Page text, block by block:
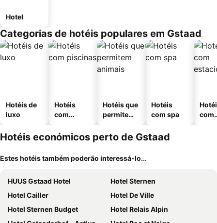
Hotel
Categorias de hotéis populares em Gstaad
Hotéis de
luxo
Hotéis
com
Hotéis que
permitem
Hotéis
com spa
com
Hotéis económicos perto de Gstaad
Estes hotéis também poderão interessá-lo...
HUUS Gstaad Hotel
Hotel Sternen
Hotel Cailler
Hotel De Ville
Hotel Sternen Budget
Hotel Relais Alpin